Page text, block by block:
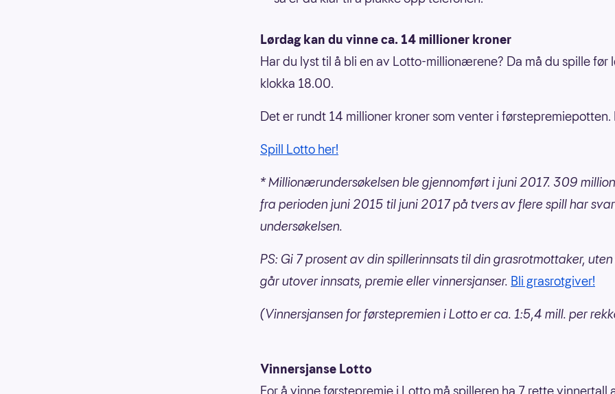
Lørdag kan du vinne ca. 14 millioner kroner
Har du lyst til å bli en av Lotto-millionærene? Da må du spille før
klokka 18.00.
Det er rundt 14 millioner kroner som venter i førstepremiepotten.
Spill Lotto her!
* Millionærundersøkelsen ble gjennomført i juni 2017. 309
fra perioden juni 2015 til juni 2017 på tvers av flere spill har
undersøkelsen.
PS: Gi 7 prosent av din spillerinnsats til din grasrotmottaker,
går utover innsats, premie eller vinnersjanser. Bli grasrotgiver!
(Vinnersjansen for førstepremien i Lotto er ca. 1:5,4 mill. per
Vinnersjanse Lotto